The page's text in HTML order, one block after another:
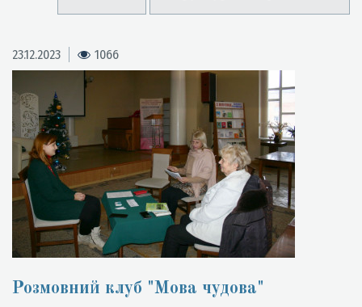
23.12.2023 1066
Розмовний клуб "Мова чудова"